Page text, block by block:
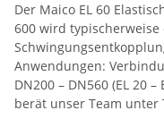
Der Maico EL 60
600 wird
Anwendungen:
DN200 – DN560 (EL 20
berät unser Team unter